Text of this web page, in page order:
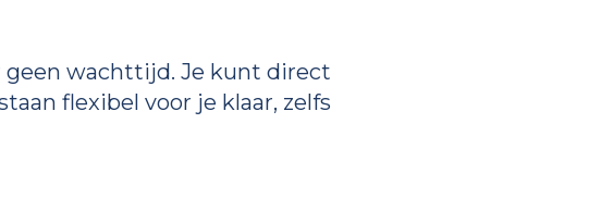
geen wachttijd. Je kunt direct
flexibel voor je klaar, zelfs